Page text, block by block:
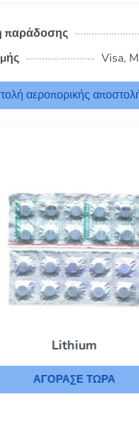
παράδοσης
Visa,
αεροπορικής
Lithium
ΑΓΟΡΑΣΕ ΤΩΡΑ